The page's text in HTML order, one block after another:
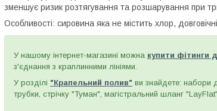
зменшує ризик розтягування та розшарування при
Особливості: сировина яка не містить хлор,
У нашому інтернет-магазині можна купити фітинги
з'єднання з краплинними лініями.
У розділі "Крапельний полив" ви знайдете: набори
трубки, стрічку "Туман", магістральний шланг